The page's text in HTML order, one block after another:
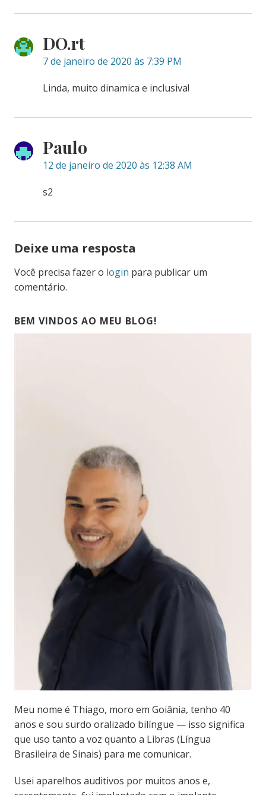
DO.rt
7 de janeiro de 2020 às 7:39 PM
Linda, muito dinamica e inclusiva!
Paulo
12 de janeiro de 2020 às 12:38 AM
s2
Deixe uma resposta
Você precisa fazer o login para publicar um
comentário.
BEM VINDOS AO MEU BLOG!
Meu nome é Thiago, moro em Goiânia, tenho 40
anos e sou surdo oralizado bilíngue — isso significa
que uso tanto a voz quanto a Libras (Língua
Brasileira de Sinais) para me comunicar.
Usei aparelhos auditivos por muitos anos e,